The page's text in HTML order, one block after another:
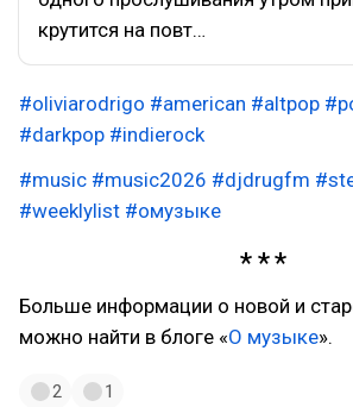
крутится на повт…
#oliviarodrigo #american #altpop
#darkpop #indierock
#music #music2026 #djdrugfm
#weeklylist #омузыке
Больше информации о новой и
можно найти в блоге «О музыке».
2 1